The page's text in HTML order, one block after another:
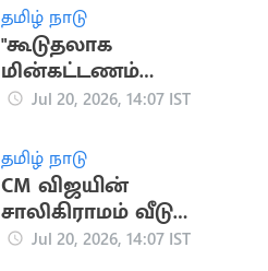
தமிழ் நாடு
"கூடுதலாக
மின்கட்டணம்
செலுத்தியிருந்தால்
கொள்ளப்படும்"..
அமைச்சர்
நிர்மல்குமார்
Jul 20, 2026, 14:07 IST
தமிழ் நாடு
CM விஜயின்
சாலிகிராமம் வீடு
இடிப்பு.. நடிகர்
Jul 20, 2026, 14:07 IST